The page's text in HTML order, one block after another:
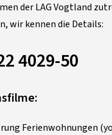
der LAG Vogtland
wir kennen die Details:
4029-50
Ferienwohnungen